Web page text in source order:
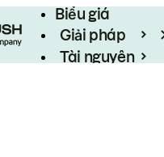
Biểu giá
Giải pháp
Tài nguyên